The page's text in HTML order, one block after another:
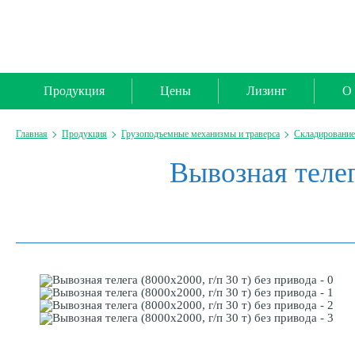
Продукция Цены Лизинг О
Главная Продукция Грузоподъемные механизмы и траверса
Вывозная